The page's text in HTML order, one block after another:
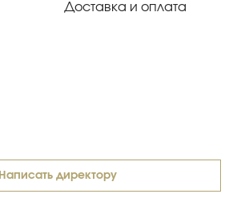
Доставка и оплата
Написать директору